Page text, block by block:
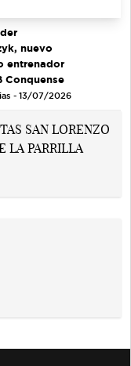
nuevo
entrenador
Conquense
- 13/07/2026